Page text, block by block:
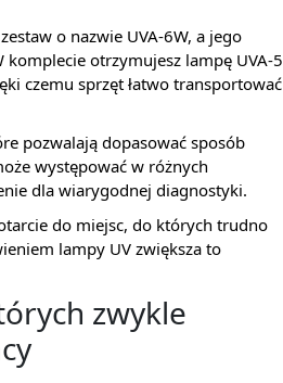
o nazwie UVA-6W, a jego
otrzymujesz lampę UVA-5
czemu sprzęt łatwo transportować
pozwalają dopasować sposób
występować w różnych
dla wiarygodnej diagnostyki.
do miejsc, do których trudno
lampy UV zwiększa to
zwykle